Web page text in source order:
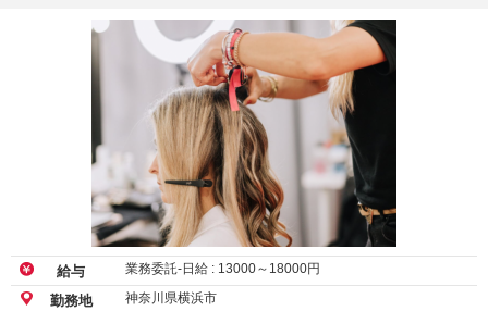
給与 業務委託-日給 : 13000～ 18000円
勤務地 神奈川県横浜市